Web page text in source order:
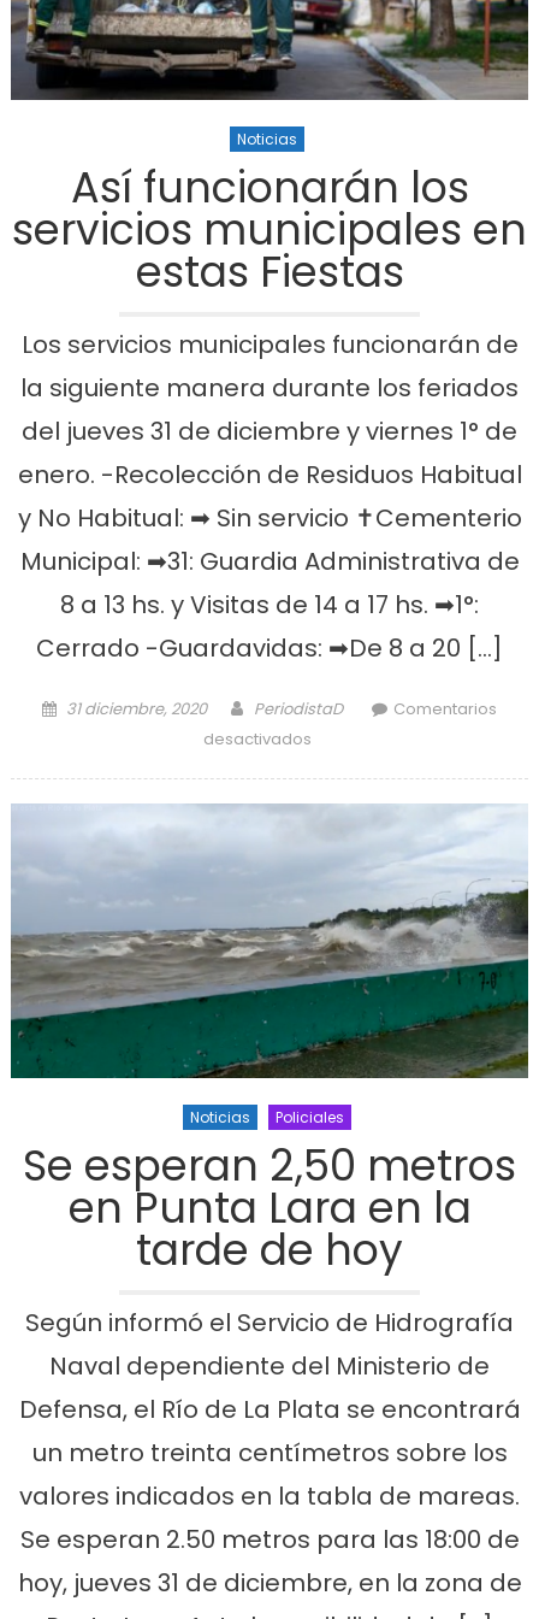
Noticias
Así funcionarán los
servicios municipales en
estas Fiestas
Los servicios municipales funcionarán de
la siguiente manera durante los feriados
del jueves 31 de diciembre y viernes 1° de
enero. -Recolección de Residuos Habitual
y No Habitual: ➡ Sin servicio ✝Cementerio
Municipal: ➡31: Guardia Administrativa de
8 a 13 hs. y Visitas de 14 a 17 hs. ➡1°:
Cerrado -Guardavidas: ➡De 8 a 20 […]
Posted on
31 diciembre, 2020 Author
PeriodistaD
Comentarios
desactivados
Noticias Policiales
Se esperan 2,50 metros
en Punta Lara en la
tarde de hoy
Según informó el Servicio de Hidrografía
Naval dependiente del Ministerio de
Defensa, el Río de La Plata se encontrará
un metro treinta centímetros sobre los
valores indicados en la tabla de mareas.
Se esperan 2.50 metros para las 18:00 de
hoy, jueves 31 de diciembre, en la zona de